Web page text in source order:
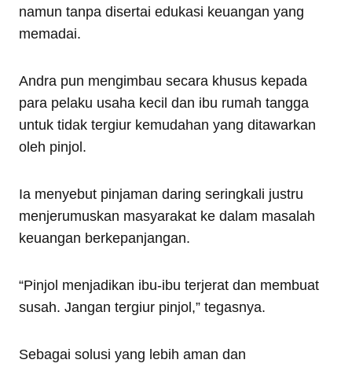
namun tanpa disertai edukasi keuangan yang
memadai.
Andra pun mengimbau secara khusus kepada
para pelaku usaha kecil dan ibu rumah tangga
untuk tidak tergiur kemudahan yang ditawarkan
oleh pinjol.
Ia menyebut pinjaman daring seringkali justru
menjerumuskan masyarakat ke dalam masalah
keuangan berkepanjangan.
“Pinjol menjadikan ibu-ibu terjerat dan membuat
susah. Jangan tergiur pinjol,” tegasnya.
Sebagai solusi yang lebih aman dan